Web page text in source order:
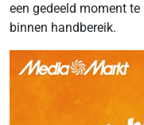
een gedeeld moment
binnen handbereik.